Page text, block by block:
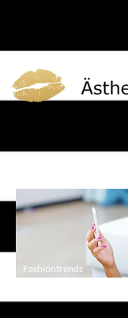
Fashiontrends